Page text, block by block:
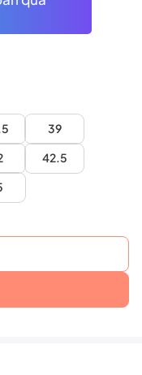
39
42.5
Pro (71GA210085) số